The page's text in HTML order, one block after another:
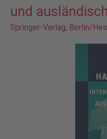
und
Springer-Verlag, Berlin/